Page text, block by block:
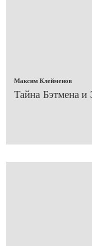
Максим Клейменов
Тайна Бэтмена и